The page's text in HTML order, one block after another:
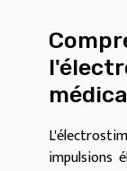
impulsions